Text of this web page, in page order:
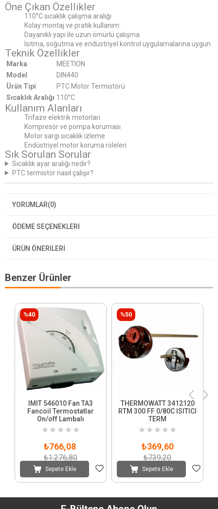
Öne Çıkan Özellikler
110°C sıcaklık çalışma aralığı
Kolay montaj ve pratik kullanım
Dayanıklı yapı ile uzun ömürlü çalışma
Isıtma, soğutma ve endüstriyel kontrol uygulamalarına uygun
Teknik Özellikler
Marka
MEETION
Model
DIN440
Ürün Tipi
PTC Motor Termistörü
Sıcaklık Aralığı 110°C
Kullanım Alanları
Trifaze elektrik motorları
Kompresör ve pompa koruması
Motor sargı sıcaklık izleme
Endüstriyel motor koruma röleleri
Sık Sorulan Sorular
Sıcaklık ayar aralığı nedir?
PTC termistör nasıl çalışır?
YORUMLAR(0)
ÖDEME SEÇENEKLERI
ÜRÜN ÖNERILERI
Benzer Ürünler
IMIT 546010 Fan TA3
Fancoil Termostatlar
On/off Lambalı
★ ★ ★ ★ ★
₺766,08
₺1.276,80
Sepete Ekle
%40
THERMOWATT 3412120
RTM 300 FF 0/80C ISITICI
TERM
★ ★ ★ ★ ★
₺369,60
₺739,20
Sepete Ekle
%50